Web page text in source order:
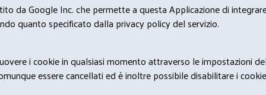
da Google Inc. che permette a questa Applicazione di
quanto specificato dalla privacy policy del servizio.
i cookie in qualsiasi momento attraverso le impostazioni
essere cancellati ed è inoltre possibile disabilitare i